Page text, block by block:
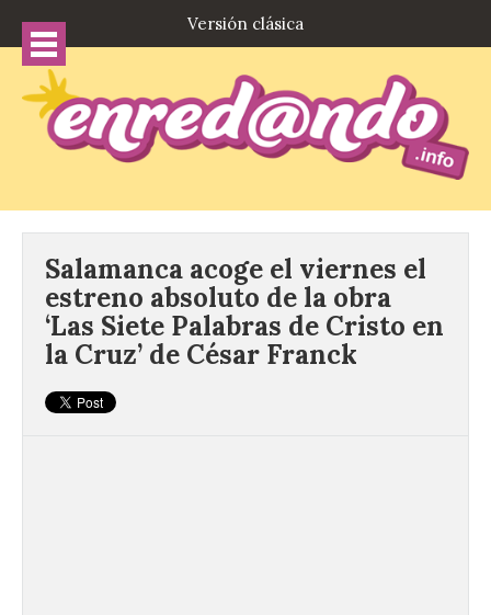
Versión clásica
Salamanca acoge el viernes el
estreno absoluto de la obra
‘Las Siete Palabras de Cristo en
la Cruz’ de César Franck